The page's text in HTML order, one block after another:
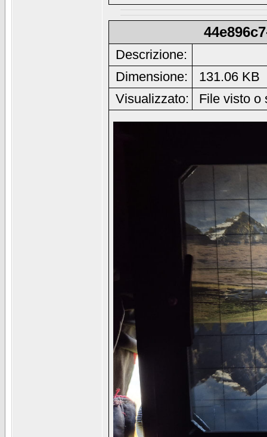
Descrizione:
Dimensione:
131.06 KB
Visualizzato:
File visto o